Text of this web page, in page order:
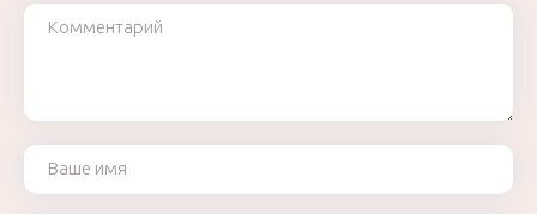
Комментарий
Ваше имя